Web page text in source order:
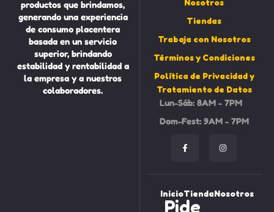
productos que brindamos,
generando una experiencia
de consumo placentera
basada en un servicio
superior, brindando
estabilidad y rentabilidad a
la empresa y a nuestros
colaboradores.
Tiendas
Trabaja con Nosotros
Términos y Condiciones
Política de Privacidad y
Tratamiento de Datos
Lun-Sáb: 8AM - 7PM
Dom-Fest: 9AM - 7PM
InicioTiendaNosotros
Pide